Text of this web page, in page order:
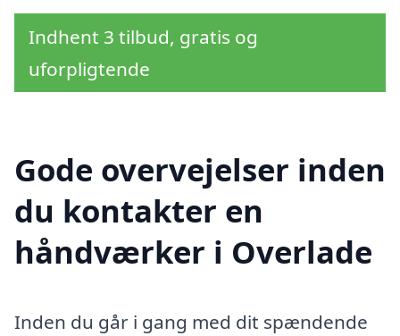
Indhent 3 tilbud, gratis og
uforpligtende
Gode overvejelser inden
du kontakter en
håndværker i Overlade
Inden du går i gang med dit spændende